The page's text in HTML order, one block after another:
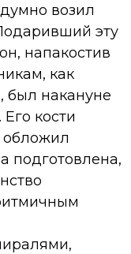
возил
эту
напакостив
как
был накануне
кости
подготовлена,